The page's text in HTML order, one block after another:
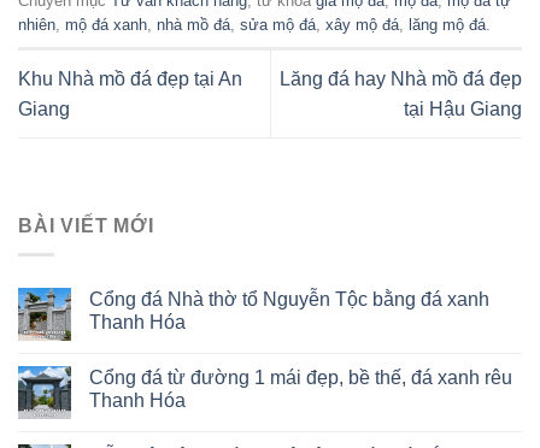
nhiên mộ đá xanh nhà mồ đá sửa mộ đá xây mộ đá lăng mộ đá
Khu Nhà mồ đá đẹp tại An
Giang
Lăng đá hay Nhà mồ đá đẹp
tại Hậu Giang
BÀI VIẾT MỚI
Cổng đá Nhà thờ tổ Nguyễn Tộc bằng đá xanh
Thanh Hóa
Cổng đá từ đường 1 mái đẹp, bề thế, đá xanh rêu
Thanh Hóa